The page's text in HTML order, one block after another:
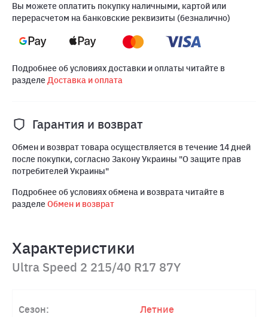
Вы можете оплатить покупку наличными, картой или
перерасчетом на банковские реквизиты (безналично)
Подробнее об условиях доставки и оплаты читайте в
разделеДоставка и оплата
Гарантия и возврат
Обмен и возврат товара осуществляется в течение 14 дней
после покупки, согласно Закону Украины "О защите прав
потребителей Украины"
Подробнее об условиях обмена и возврата читайте в
разделеОбмен и возврат
Характеристики
Ultra Speed 2 215/40 R17 87Y
Сезон: Летние